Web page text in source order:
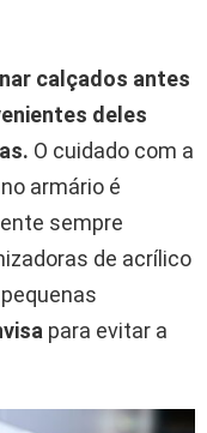
calçados antes
deles
O cuidado com a
armário é
sempre
de acrílico
para evitar a